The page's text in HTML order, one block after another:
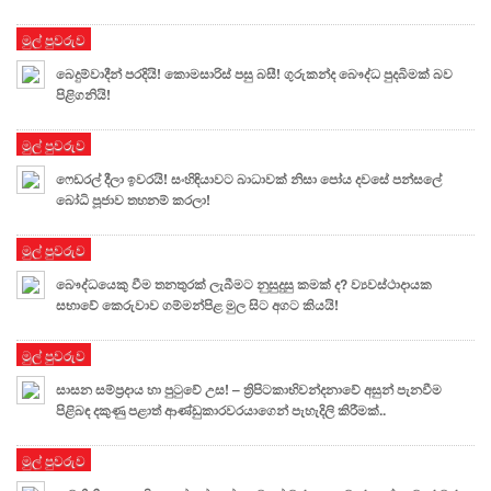
මුල් පුවරුව
බෙදුම්වාදීන් පරදියි! කොමසාරිස් පසු බසී! ගුරුකන්ද බෞද්ධ පුදබිමක් බව
පිළිගනියි!
මුල් පුවරුව
ෆෙඩරල් දීලා ඉවරයි! සංහිඳියාවට බාධාවක් නිසා පෝය දවසේ පන්සලේ
බෝධි පූජාව තහනම් කරලා!
මුල් පුවරුව
බෞද්ධයෙකු වීම තනතුරක් ලැබීමට නුසුදුසු කමක් ද? ව්‍යවස්ථාදායක
සභාවේ කෙරුවාව ගම්මන්පිළ මුල සිට අගට කියයි!
මුල් පුවරුව
සාසන සම්ප්‍රදාය හා පුටුවේ උස! – ත්‍රිපිටකාභිවන්දනාවේ අසුන් පැනවීම
පිළිබඳ දකුණු පළාත් ආණ්ඩුකාරවරයාගෙන් පැහැදිලි කිරීමක්..
මුල් පුවරුව